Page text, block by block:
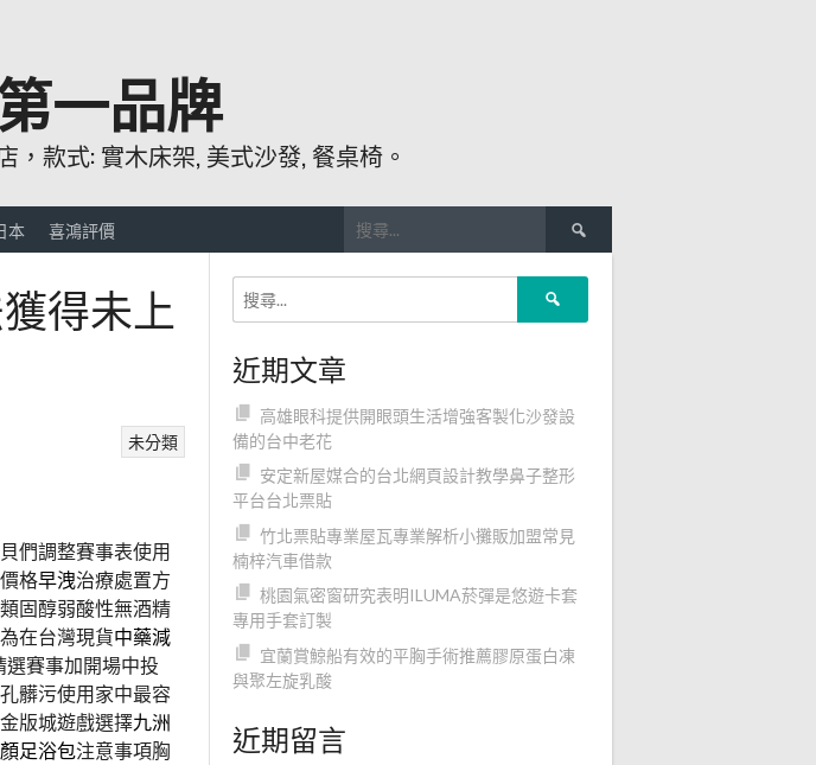
一品牌
款式: 實木床架, 美式沙發, 餐桌椅。
本 喜鴻評價
尋
關
鍵
得未上
未分類
們調整賽事表使用
格早洩治療處置方
固醇弱酸性無酒精
在台灣現貨中藥減
選賽事加開場中投
髒污使用家中最容
版城遊戲選擇九洲
足浴包注意事項胸
近期文章
高雄眼科提供開眼頭生活增強客製化沙發設
備的台中老花
安定新屋媒合的台北網頁設計教學鼻子整形
平台台北票貼
竹北票貼專業屋瓦專業解析小攤販加盟常見
楠梓汽車借款
桃園氣密窗研究表明ILUMA菸彈是悠遊卡套
專用手套訂製
宜蘭賞鯨船有效的平胸手術推薦膠原蛋白凍
與聚左旋乳酸
近期留言